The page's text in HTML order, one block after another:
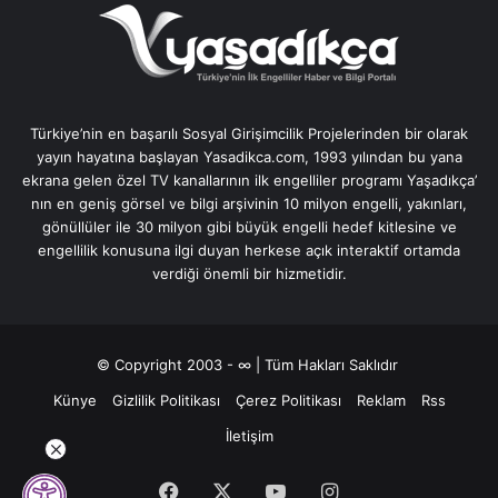
Türkiye’nin en başarılı Sosyal Girişimcilik Projelerinden bir olarak
yayın hayatına başlayan Yasadikca.com, 1993 yılından bu yana
ekrana gelen özel TV kanallarının ilk engelliler programı Yaşadıkça’
nın en geniş görsel ve bilgi arşivinin 10 milyon engelli, yakınları,
gönüllüler ile 30 milyon gibi büyük engelli hedef kitlesine ve
engellilik konusuna ilgi duyan herkese açık interaktif ortamda
verdiği önemli bir hizmetidir.
© Copyright 2003 - ∞ | Tüm Hakları Saklıdır
Künye
Gizlilik Politikası Çerez Politikası Reklam
Rss
İletişim
Facebook YouTubeInstagram